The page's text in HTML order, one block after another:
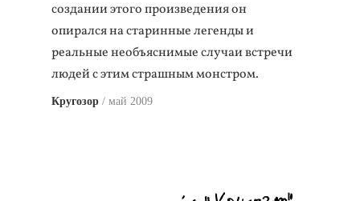
создании этого произведения он
опирался на старинные легенды и
реальные необъяснимые случаи встречи
людей с этим страшным монстром.
Кругозор май 2009